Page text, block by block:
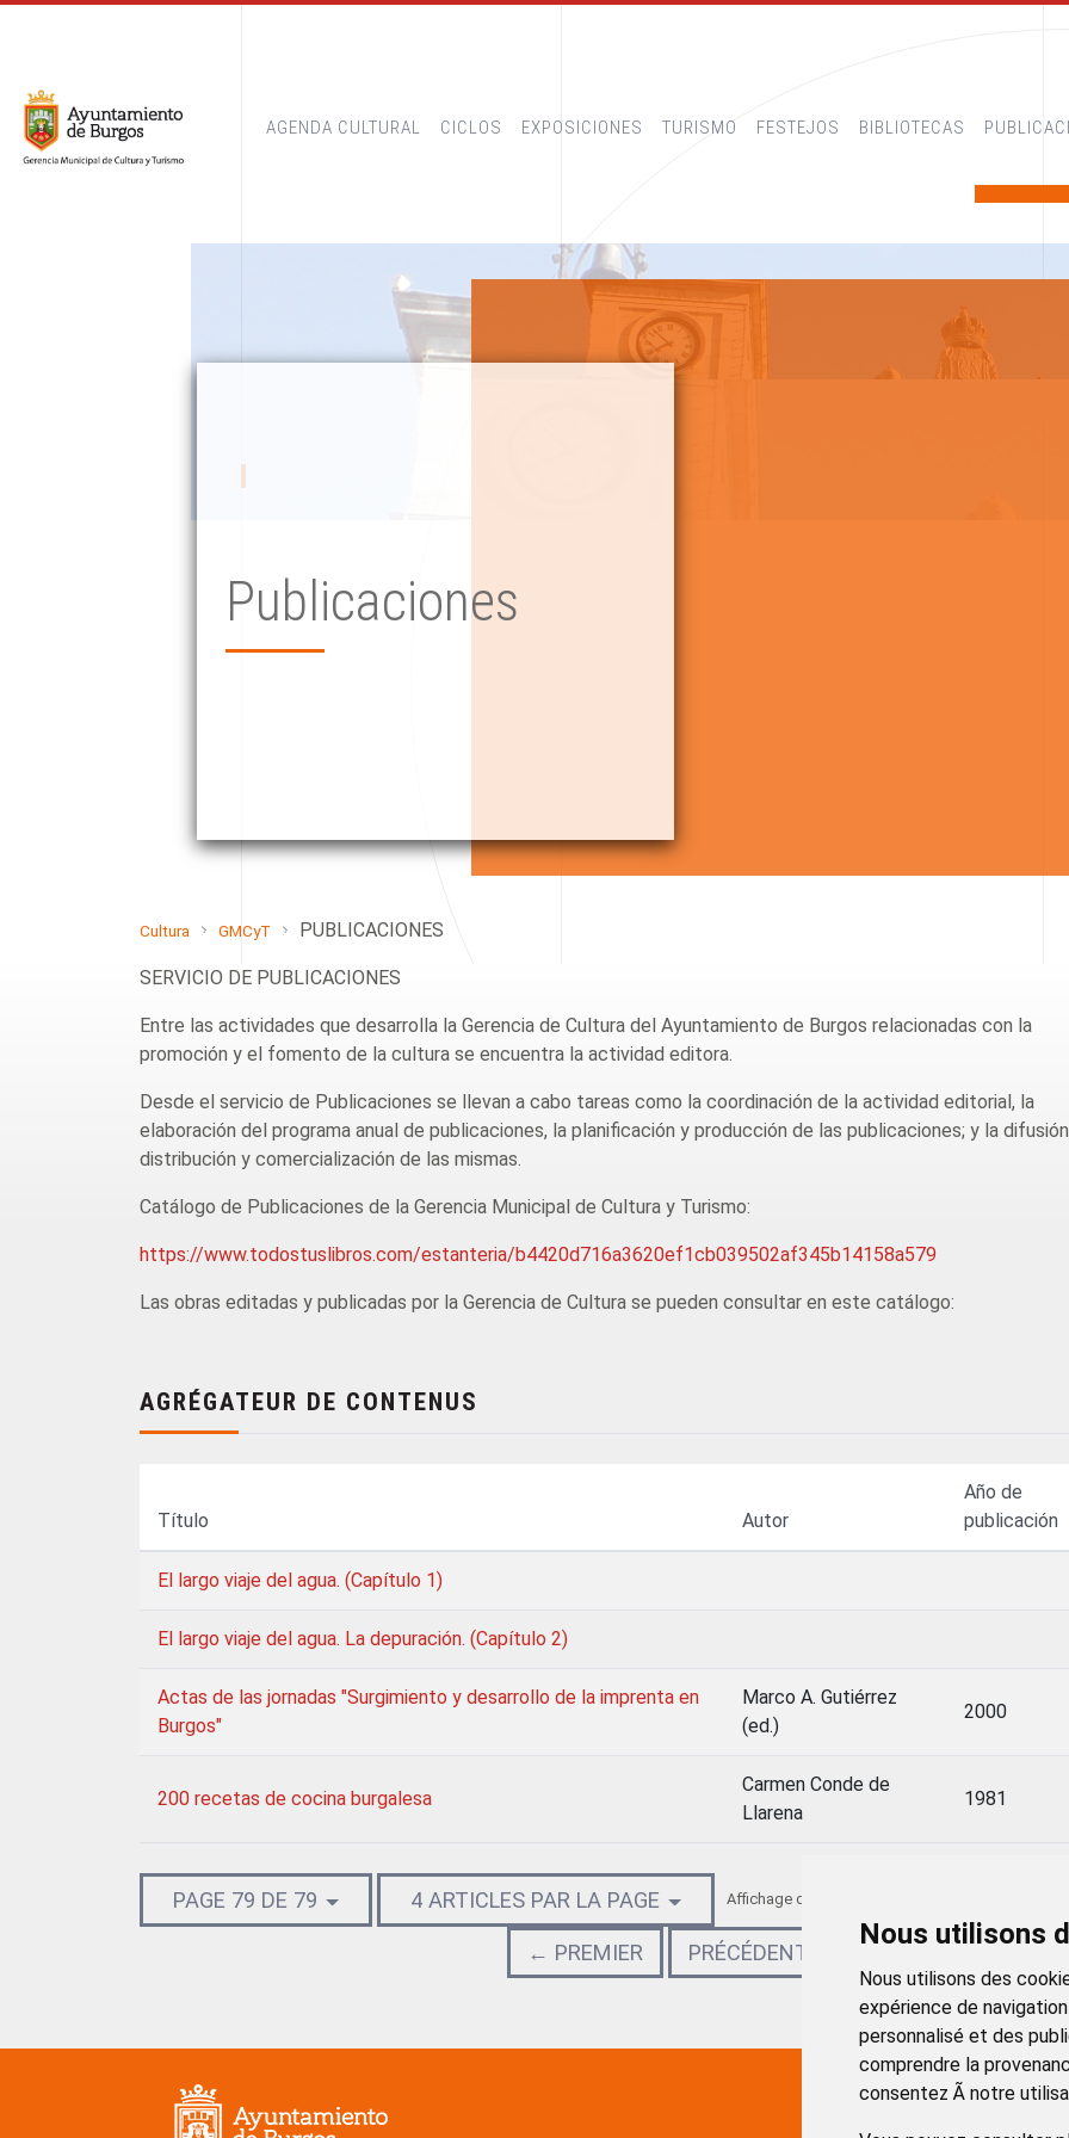
Nous utilisons
Nous utilisons des
expérience de
personnalisé et des
comprendre la
consentez Ã notre
AGENDA CULTURAL CICLOS EXPOSICIONES TURISMO FESTEJOS BIBLIOTECAS
Publicaciones
Cultura GMCyT PUBLICACIONES
SERVICIO DE PUBLICACIONES
Entre las actividades que desarrolla la Gerencia de Cultura del Ayuntamiento de Burgos relacionadas con la
promoción y el fomento de la cultura se encuentra la actividad editora.
Desde el servicio de Publicaciones se llevan a cabo tareas como la coordinación de la actividad editorial, la
elaboración del programa anual de publicaciones, la planificación y producción de las publicaciones; y la
distribución y comercialización de las mismas.
Catálogo de Publicaciones de la Gerencia Municipal de Cultura y Turismo:
https://www.todostuslibros.com/estanteria/b4420d716a3620ef1cb039502af345b14158a579
Las obras editadas y publicadas por la Gerencia de Cultura se pueden consultar en este catálogo:
AGRÉGATEUR DE CONTENUS
Título Autor
Año de
publicación
El largo viaje del agua. (Capítulo 1)
El largo viaje del agua. La depuración. (Capítulo 2)
Actas de las jornadas "Surgimiento y desarrollo de la imprenta en
Burgos"
Marco A. Gutiérrez
(ed.)
2000
200 recetas de cocina burgalesa
Carmen Conde de
Llarena
1981
PAGE 79 DE 79 4 ARTICLES PAR LA PAGE Affichage des résultats 313 - 316 parmi 316.
← PREMIER PRÉCÉDENT